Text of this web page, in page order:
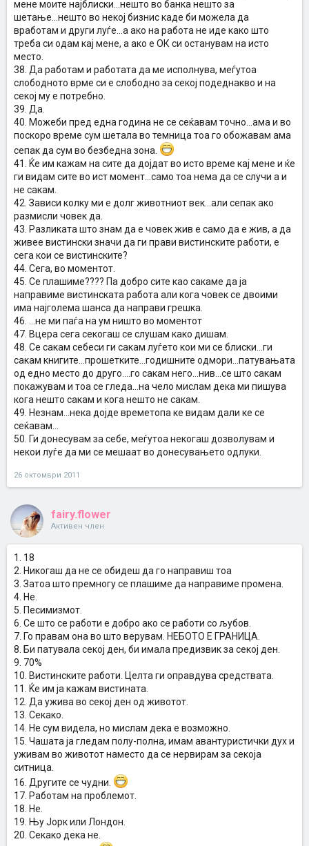
мене моите најблиски...нешто во банка нешто за
шетање...нешто во некој бизнис каде би можела да
вработам и други луѓе...а ако на работа не иде како што
треба си одам кај мене, а ако е ОК си останувам на исто
место.
38. Да работам и работата да ме исполнува, меѓутоа
слободното врме си е слободно за секој подеднакво и на
секој му е потребно.
39. Да.
40. Можеби пред една година не се сеќавам точно...ама и во
поскоро време сум шетала во темница тоа го обожавам ама
сепак да сум во безбедна зона.
41. Ќе им кажам на сите да дојдат во исто време кај мене и ќе
ги видам сите во ист момент...само тоа нема да се случи а и
не сакам.
42. Зависи колку ми е долг животниот век...али сепак ако
размисли човек да.
43. Разликата што знам да е човек жив е само да е жив, а да
живее вистински значи да ги прави вистинските работи, е
сега кои се вистинските?
44. Сега, во моментот.
45. Се плашиме???? Па добро сите као сакаме да ја
направиме вистинската работа али кога човек се двоими
има најголема шанса да направи грешка.
46. ...не ми паѓа на ум ништо во моментот
47. Вцера сега секогаш се слушам како дишам.
48. Се сакам себеси ги сакам луѓето кои ми се блиски...ги
сакам книгите...прошетките...годишните одмори...патувањата
од едно место до друго....го сакам него...нив...се што сакам
покажувам и тоа се гледа...на чело мислам дека ми пишува
кога нешто сакам и кога нешто не сакам.
49. Незнам...нека дојде времетопа ке видам дали ке се
сеќавам...
50. Ги донесувам за себе, меѓутоа некогаш дозволувам и
некои луѓе да ми се мешаат во донесувањето одлуки.
26 октомври 2011
fairy.flower
Активен член
1. 18
2. Никогаш да не се обидеш да го направиш тоа
3. Затоа што премногу се плашиме да направиме промена.
4. Не.
5. Песимизмот.
6. Се што се работи е добро ако се работи со љубов.
7. Го правам она во што верувам. НЕБОТО Е ГРАНИЦА.
8. Би патувала секој ден, би имала предизвик за секој ден.
9. 70%
10. Вистинските работи. Целта ги оправдува средствата.
11. Ќе им ја кажам вистината.
12. Да ужива во секој ден од животот.
13. Секако.
14. Не сум видела, но мислам дека е возможно.
15. Чашата ја гледам полу-полна, имам авантуристички дух и
уживам во животот наместо да се нервирам за секоја
ситница.
16. Другите се чудни.
17. Работам на проблемот.
18. Не.
19. Њу Јорк или Лондон.
20. Секако дека не.